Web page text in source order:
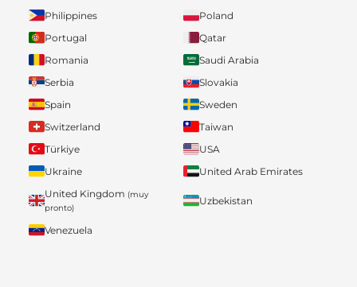
Philippines
Poland
Portugal
Qatar
Romania
Saudi Arabia
Serbia
Slovakia
Spain
Sweden
Switzerland
Taiwan
Türkiye
USA
Ukraine
United Arab Emirates
United Kingdom (muy
pronto)
Uzbekistan
Venezuela